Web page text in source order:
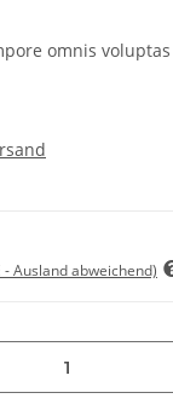
omnis
- Ausland abweichend)